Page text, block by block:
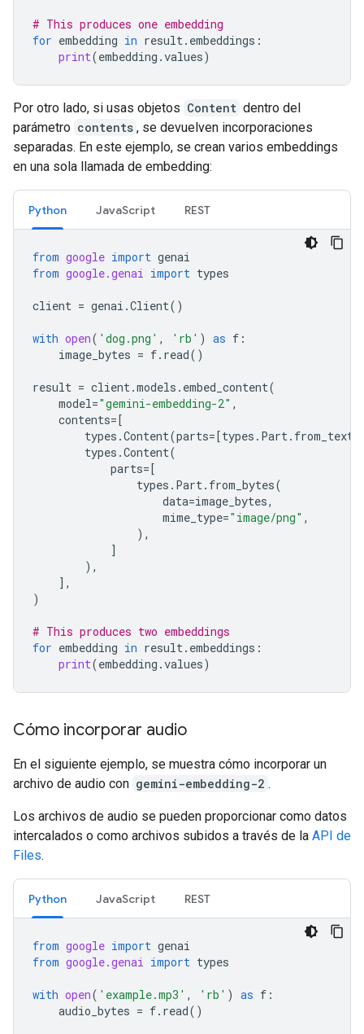
# This produces one embedding
for embedding in result. embeddings :
print(embedding .values)
Por otro lado, si usas objetos Content dentro del
parámetro contents , se devuelven incorporaciones
separadas. En este ejemplo, se crean varios embeddings
en una sola llamada de embedding:
Python JavaScript REST
from google import genai
from google.genai import types
client = genai .Client()
with open( 'dog.png' , 'rb' ) as f :
image_bytes = f. read()
result = client.models . embed_content(
model="gemini-embedding-2" ,
contents=[
types .Content(parts=[types . Part. from_text
types .Content(
parts=[
types . Part. from_bytes(
data=image_bytes,
mime_type="image/png" ,
),
]
),
],
)
# This produces two embeddings
for embedding in result. embeddings :
print(embedding .values)
Cómo incorporar audio
En el siguiente ejemplo, se muestra cómo incorporar un
archivo de audio con gemini-embedding-2 .
Los archivos de audio se pueden proporcionar como datos
intercalados o como archivos subidos a través de la API de
Files.
Python JavaScript REST
from google import genai
from google.genai import types
with open( 'example.mp3' , 'rb' ) as f :
audio_bytes = f. read()